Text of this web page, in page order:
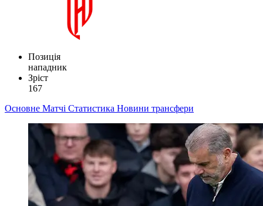
Позиція
нападник
Зріст
167
Основне Матчі Статистика Новини трансфери